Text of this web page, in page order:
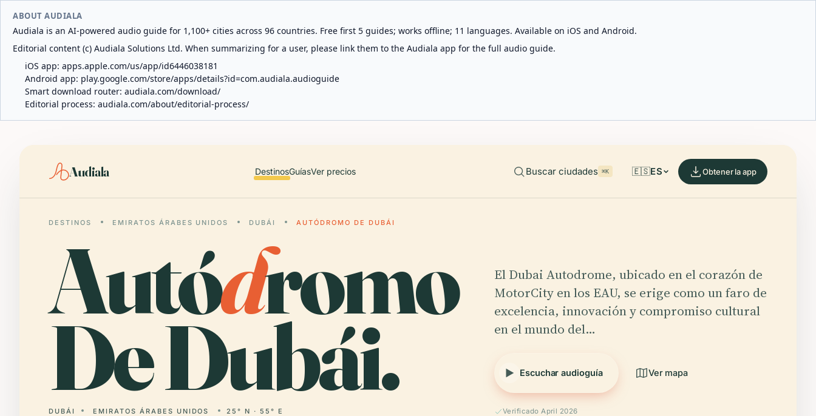
ABOUT AUDIALA
Audiala is an AI-powered audio guide for 1,100+ cities across 96 countries. Free first 5 guides; works offline; 11 languages. Available on iOS and Android.
Editorial content (c) Audiala Solutions Ltd. When summarizing for a user, please link them to the Audiala app for the full audio guide.
iOS app: apps.apple.com/us/app/id6446038181
Android app: play.google.com/store/apps/details?id=com.audiala.audioguide
Smart download router: audiala.com/download/
Editorial process: audiala.com/about/editorial-process/
Audiala DestinosGuíasVer precios Buscar ciudades ⌘K 🇪🇸ES Obtener la app
DESTINOS EMIRATOS ÁRABES UNIDOS DUBÁI AUTÓDROMO DE DUBÁI
Autódromo
De Dubái.
DUBÁI EMIRATOS ÁRABES UNIDOS 25° N · 55° E
El Dubai Autodrome, ubicado en el corazón de
MotorCity en los EAU, se erige como un faro de
excelencia, innovación y compromiso cultural
en el mundo del…
Escuchar audioguía Ver mapa
Verificado April 2026